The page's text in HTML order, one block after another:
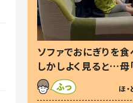
ソファでおにぎりを
しかしよく見ると…母「
察した母の投稿に「可
す！」「現行犯〜」
ほ